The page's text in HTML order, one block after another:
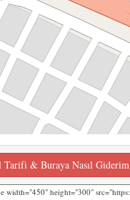
Tarifi & Buraya Nasıl Giderim